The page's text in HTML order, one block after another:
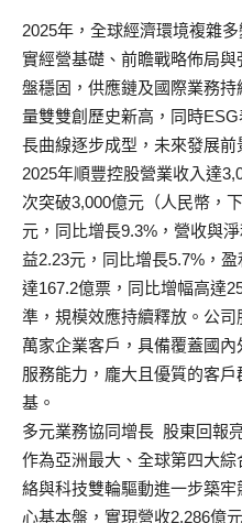
2025年，全球經濟環境複雜多
實經營基礎、前瞻戰略佈局與
盤穩固，供應鏈及國際業務持
量雙雙創歷史新高， 同時
長曲線逐步成型， 未來發展前
2025年順豐控股營業收入達
次突破3,000億元（人民幣，
元，同比增長9.3%， 營收與
益2.23元， 同比增長5.7%，
達167.2億票，同比增幅高達
準， 規模效應持續釋放。公司
萬家企業客戶， 具備覆蓋國內
服務能力， 龐大且優質的客
基。
多元業務協同增長 股東回報
作為亞洲最大、全球第四大綜
絡與科技雙輪驅動進一步築牢
心基本盤，實現營收2,286億元